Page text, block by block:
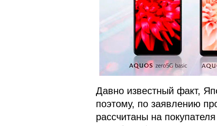
Давно известный факт,
поэтому, по заявлению
рассчитаны на